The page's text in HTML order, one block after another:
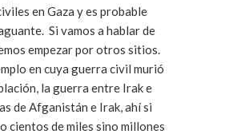
en Gaza y es probable
Si vamos a hablar de
empezar por otros sitios.
en cuya guerra civil murió
la guerra entre Irak e
de Afganistán e Irak, ahí si
cientos de miles sino millones